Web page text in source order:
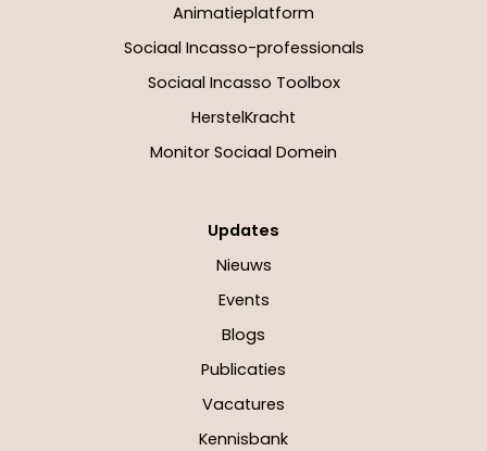
Animatieplatform
Sociaal Incasso-professionals
Sociaal Incasso Toolbox
HerstelKracht
Monitor Sociaal Domein
Updates
Nieuws
Events
Blogs
Publicaties
Vacatures
Kennisbank